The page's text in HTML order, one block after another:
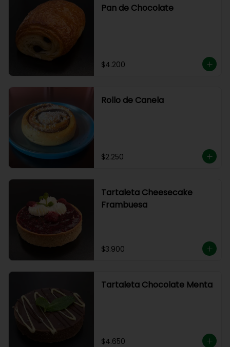
Pan de Chocolate
$4.200
Rollo de Canela
$2.250
Tartaleta Cheesecake
Frambuesa
$3.900
Tartaleta Chocolate Menta
$4.650